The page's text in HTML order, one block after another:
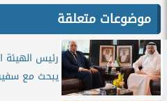
موضوعات متعلقة
رئيس الهيئة
يبحث مع